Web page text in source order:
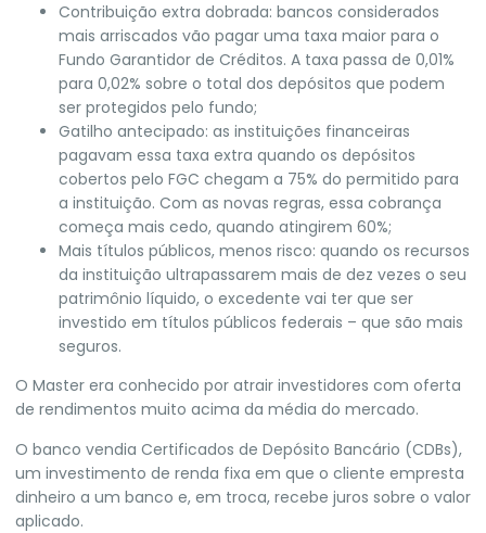
Contribuição extra dobrada: bancos considerados
mais arriscados vão pagar uma taxa maior para o
Fundo Garantidor de Créditos. A taxa passa de 0,01%
para 0,02% sobre o total dos depósitos que podem
ser protegidos pelo fundo;
Gatilho antecipado: as instituições financeiras
pagavam essa taxa extra quando os depósitos
cobertos pelo FGC chegam a 75% do permitido para
a instituição. Com as novas regras, essa cobrança
começa mais cedo, quando atingirem 60%;
Mais títulos públicos, menos risco: quando os recursos
da instituição ultrapassarem mais de dez vezes o seu
patrimônio líquido, o excedente vai ter que ser
investido em títulos públicos federais – que são mais
seguros.
O Master era conhecido por atrair investidores com oferta
de rendimentos muito acima da média do mercado.
O banco vendia Certificados de Depósito Bancário (CDBs),
um investimento de renda fixa em que o cliente empresta
dinheiro a um banco e, em troca, recebe juros sobre o valor
aplicado.